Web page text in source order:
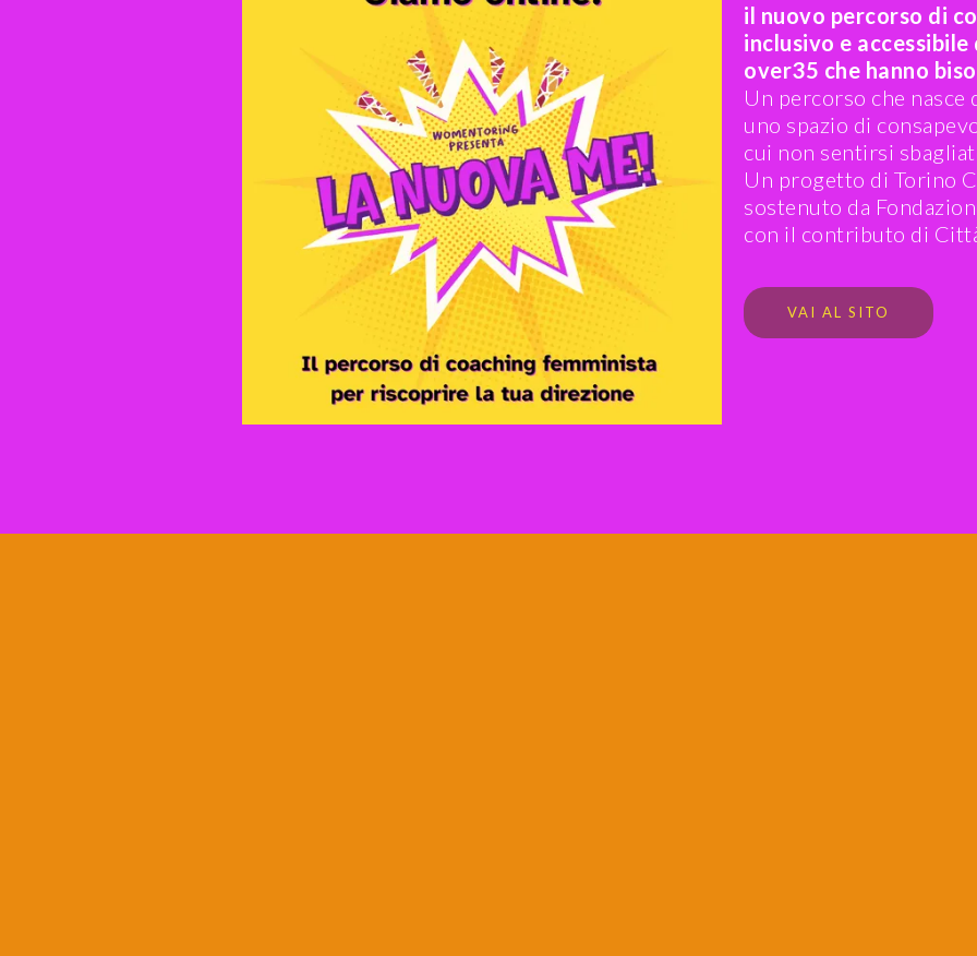
il nuovo percorso di
inclusivo e
over35 che hanno
Un percorso che nasce
uno spazio di
cui non sentirsi
Un progetto di Torino
sostenuto da
con il contributo di
VAI AL SITO